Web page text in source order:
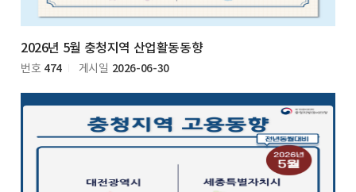
2026년 5월 충청지역 산업활동동향
번호 474 게시일 2026-06-30